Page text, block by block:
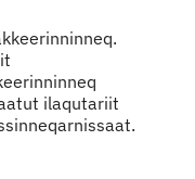
ilaqutariit